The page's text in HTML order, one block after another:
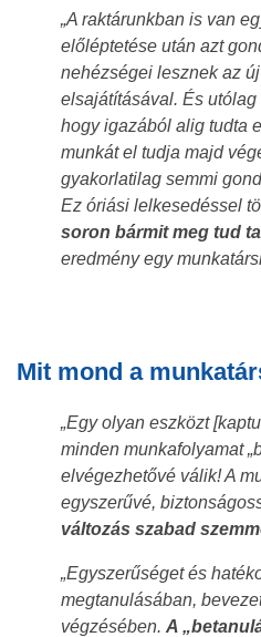
„A raktárunkban is van
előléptetése után azt
nehézségei lesznek az
elsajátításával. És
hogy igazából alig tudta
munkát el tudja majd
gyakorlatilag semmi
Ez óriási lelkesedéssel
soron bármit meg tud
eredmény egy
Mit mond a
„Egy olyan eszközt
minden munkafolyamat
elvégezhetővé válik! A
egyszerűvé,
változás szabad
„Egyszerűséget és
megtanulásában,
végzésében. A